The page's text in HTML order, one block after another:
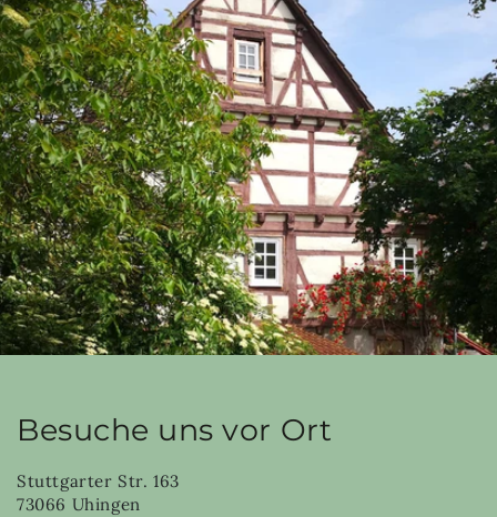
Besuche uns vor Ort
Stuttgarter Str. 163
73066 Uhingen